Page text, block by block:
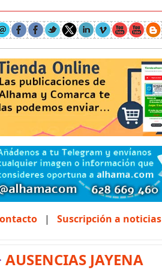
| Suscripción a noticias
AUSENCIAS JAYENA